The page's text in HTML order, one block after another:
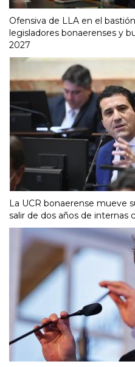
Ofensiva de LLA en el
legisladores bonaerenses y
2027
La UCR bonaerense mueve
salir de dos años de internas